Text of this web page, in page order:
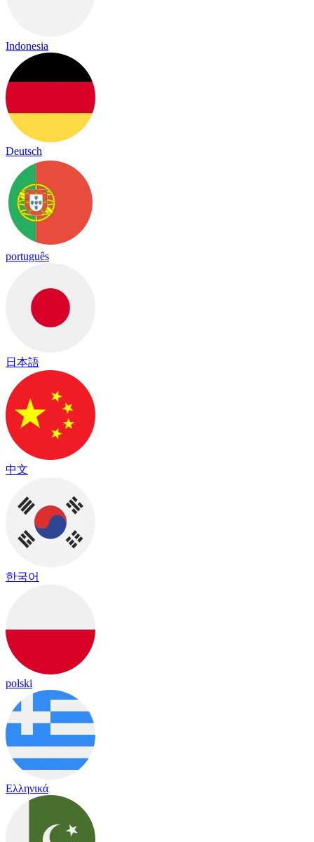
Indonesia
Deutsch
português
日本語
中文
한국어
polski
Ελληνικά